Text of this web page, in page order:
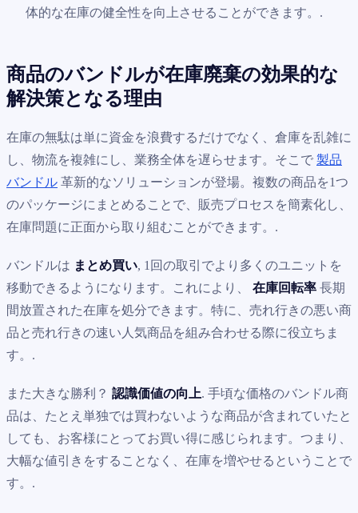
体的な在庫の健全性を向上させることができます。.
商品のバンドルが在庫廃棄の効果的な
解決策となる理由
在庫の無駄は単に資金を浪費するだけでなく、倉庫を乱雑に
し、物流を複雑にし、業務全体を遅らせます。そこで 製品
バンドル 革新的なソリューションが登場。複数の商品を1つ
のパッケージにまとめることで、販売プロセスを簡素化し、
在庫問題に正面から取り組むことができます。.
バンドルは まとめ買い, 1回の取引でより多くのユニットを
移動できるようになります。これにより、 在庫回転率 長期
間放置された在庫を処分できます。特に、売れ行きの悪い商
品と売れ行きの速い人気商品を組み合わせる際に役立ちま
す。.
また大きな勝利？ 認識価値の向上. 手頃な価格のバンドル商
品は、たとえ単独では買わないような商品が含まれていたと
しても、お客様にとってお買い得に感じられます。つまり、
大幅な値引きをすることなく、在庫を増やせるということで
す。.